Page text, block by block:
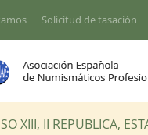
Solicitud de tasación
XIII, II REPUBLICA,